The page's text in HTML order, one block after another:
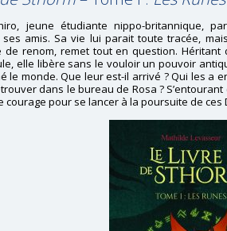
jeune étudiante nippo-britannique,
amis. Sa vie lui parait toute tracée,
de renom, remet tout en question. Héritant
elle libère sans le vouloir un pouvoir
le monde. Que leur est-il arrivé ? Qui les a
dans le bureau de Rosa ?
courage pour se lancer à la poursuite de